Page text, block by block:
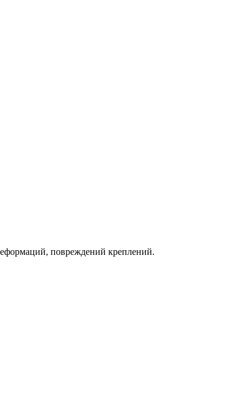
повреждений креплений.